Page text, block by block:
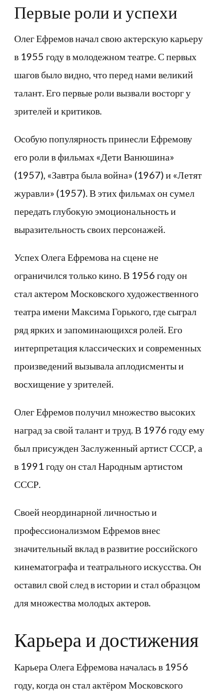
Первые роли и успехи
Олег Ефремов начал свою актерскую карьеру
в 1955 году в молодежном театре. С первых
шагов было видно, что перед нами великий
талант. Его первые роли вызвали восторг у
зрителей и критиков.
Особую популярность принесли Ефремову
его роли в фильмах «Дети Ванюшина»
(1957), «Завтра была война» (1967) и «Летят
журавли» (1957). В этих фильмах он сумел
передать глубокую эмоциональность и
выразительность своих персонажей.
Успех Олега Ефремова на сцене не
ограничился только кино. В 1956 году он
стал актером Московского художественного
театра имени Максима Горького, где сыграл
ряд ярких и запоминающихся ролей. Его
интерпретация классических и современных
произведений вызывала аплодисменты и
восхищение у зрителей.
Олег Ефремов получил множество высоких
наград за свой талант и труд. В 1976 году ему
был присужден Заслуженный артист СССР, а
в 1991 году он стал Народным артистом
СССР.
Своей неординарной личностью и
профессионализмом Ефремов внес
значительный вклад в развитие российского
кинематографа и театрального искусства. Он
оставил свой след в истории и стал образцом
для множества молодых актеров.
Карьера и достижения
Карьера Олега Ефремова началась в 1956
году, когда он стал актёром Московского